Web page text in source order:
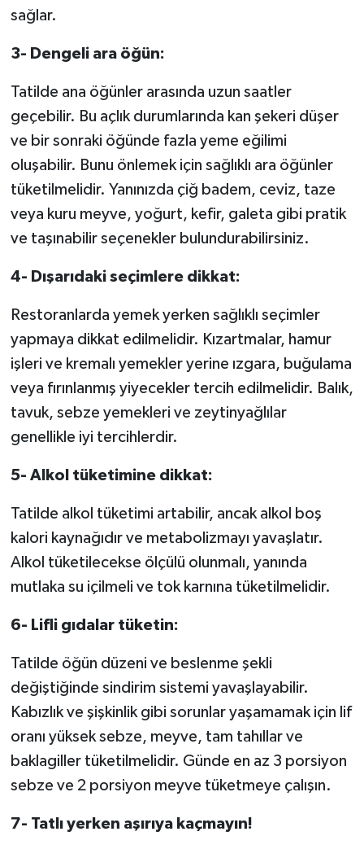
sağlar.
3- Dengeli ara öğün:
Tatilde ana öğünler arasında uzun saatler
geçebilir. Bu açlık durumlarında kan şekeri düşer
ve bir sonraki öğünde fazla yeme eğilimi
oluşabilir. Bunu önlemek için sağlıklı ara öğünler
tüketilmelidir. Yanınızda çiğ badem, ceviz, taze
veya kuru meyve, yoğurt, kefir, galeta gibi pratik
ve taşınabilir seçenekler bulundurabilirsiniz.
4- Dışarıdaki seçimlere dikkat:
Restoranlarda yemek yerken sağlıklı seçimler
yapmaya dikkat edilmelidir. Kızartmalar, hamur
işleri ve kremalı yemekler yerine ızgara, buğulama
veya fırınlanmış yiyecekler tercih edilmelidir. Balık,
tavuk, sebze yemekleri ve zeytinyağlılar
genellikle iyi tercihlerdir.
5- Alkol tüketimine dikkat:
Tatilde alkol tüketimi artabilir, ancak alkol boş
kalori kaynağıdır ve metabolizmayı yavaşlatır.
Alkol tüketilecekse ölçülü olunmalı, yanında
mutlaka su içilmeli ve tok karnına tüketilmelidir.
6- Lifli gıdalar tüketin:
Tatilde öğün düzeni ve beslenme şekli
değiştiğinde sindirim sistemi yavaşlayabilir.
Kabızlık ve şişkinlik gibi sorunlar yaşamamak için lif
oranı yüksek sebze, meyve, tam tahıllar ve
baklagiller tüketilmelidir. Günde en az 3 porsiyon
sebze ve 2 porsiyon meyve tüketmeye çalışın.
7- Tatlı yerken aşırıya kaçmayın!